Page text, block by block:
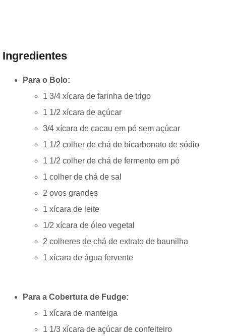
Ingredientes
Para o Bolo:
1 3/4 xícara de farinha de trigo
1 1/2 xícara de açúcar
3/4 xícara de cacau em pó sem açúcar
1 1/2 colher de chá de bicarbonato de sódio
1 1/2 colher de chá de fermento em pó
1 colher de chá de sal
2 ovos grandes
1 xícara de leite
1/2 xícara de óleo vegetal
2 colheres de chá de extrato de baunilha
1 xícara de água fervente
Para a Cobertura de Fudge:
1 xícara de manteiga
1 1/3 xícara de açúcar de confeiteiro